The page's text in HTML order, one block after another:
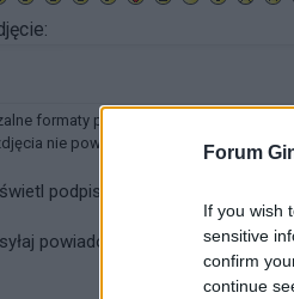
Forum
If you wish
sensitive
confirm
continue
formaty pliku graficznego: jpg, jpeg ,
nie powinien przekraczać 0.6MB.
podpis
powiadomienia o odpowiedzi